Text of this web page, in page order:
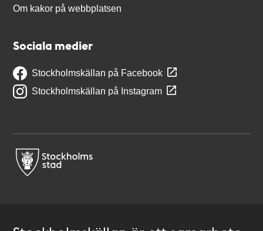
Om kakor på webbplatsen
Sociala medier
Stockholmskällan på Facebook
Stockholmskällan på Instagram